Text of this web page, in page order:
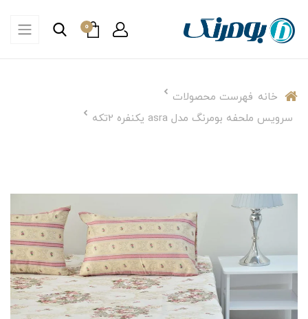
0
خانه فهرست محصولات
سرویس ملحفه بومرنگ مدل asra یکنفره 2تکه